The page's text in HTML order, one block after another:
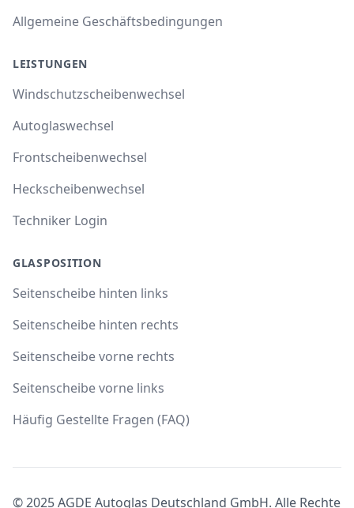
Allgemeine Geschäftsbedingungen
LEISTUNGEN
Windschutzscheibenwechsel
Autoglaswechsel
Frontscheibenwechsel
Heckscheibenwechsel
Techniker Login
GLASPOSITION
Seitenscheibe hinten links
Seitenscheibe hinten rechts
Seitenscheibe vorne rechts
Seitenscheibe vorne links
Häufig Gestellte Fragen (FAQ)
© 2025 AGDE Autoglas Deutschland GmbH. Alle Rechte